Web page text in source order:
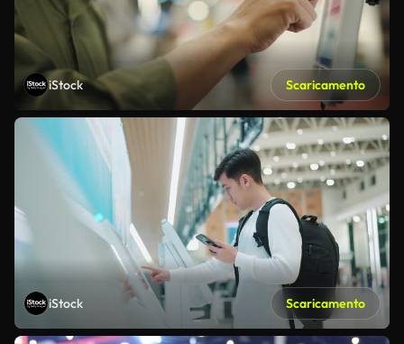
iStock Scaricamento
iStock Scaricamento